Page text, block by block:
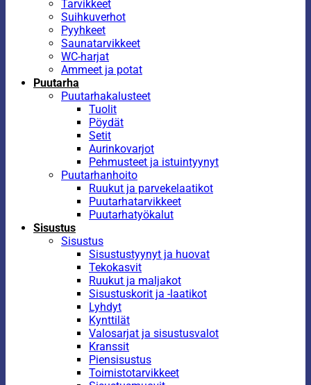
Tarvikkeet
Suihkuverhot
Pyyhkeet
Saunatarvikkeet
WC-harjat
Ammeet ja potat
Puutarha
Puutarhakalusteet
Tuolit
Pöydät
Setit
Aurinkovarjot
Pehmusteet ja istuintyynyt
Puutarhanhoito
Ruukut ja parvekelaatikot
Puutarhatarvikkeet
Puutarhatyökalut
Sisustus
Sisustus
Sisustustyynyt ja huovat
Tekokasvit
Ruukut ja maljakot
Sisustuskorit ja -laatikot
Lyhdyt
Kynttilät
Valosarjat ja sisustusvalot
Kranssit
Piensisustus
Toimistotarvikkeet